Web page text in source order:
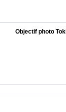
Objectif photo